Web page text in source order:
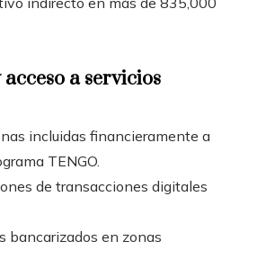
a servicios
incluidas financieramente a
TENGO.
de transacciones digitales
bancarizados en zonas